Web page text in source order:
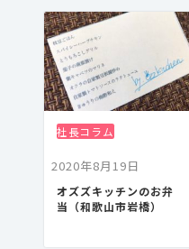
社長コラム
2020年8月19日
オズズキッチンのお弁
当（和歌山市岩橋）